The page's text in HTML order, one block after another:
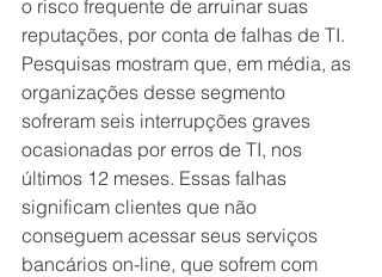
o risco frequente de arruinar suas
reputações, por conta de falhas de TI.
Pesquisas mostram que, em média, as
organizações desse segmento
sofreram seis interrupções graves
ocasionadas por erros de TI, nos
últimos 12 meses. Essas falhas
significam clientes que não
conseguem acessar seus serviços
bancários on-line, que sofrem com